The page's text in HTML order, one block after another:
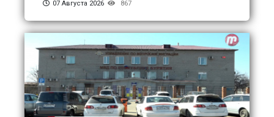
07 Августа 2026 867